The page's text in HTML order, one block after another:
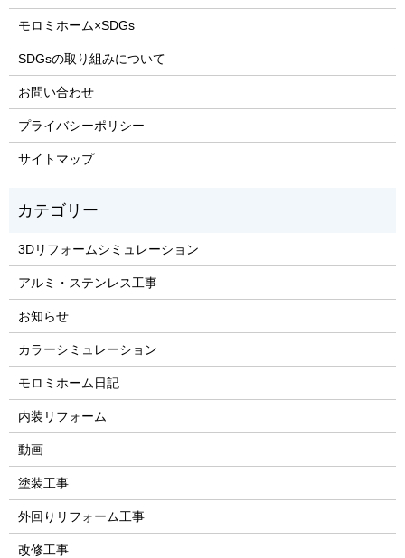
モロミホーム×SDGs
SDGsの取り組みについて
お問い合わせ
プライバシーポリシー
サイトマップ
3Dリフォームシミュレーション
アルミ・ステンレス工事
お知らせ
カラーシミュレーション
モロミホーム日記
内装リフォーム
動画
塗装工事
外回りリフォーム工事
改修工事